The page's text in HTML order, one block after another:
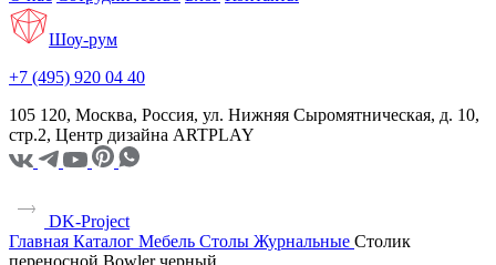
Шоу-рум
+7 (495) 920 04 40
105 120, Москва, Россия, ул. Нижняя Сыромятническая, д. 10,
стр.2, Центр дизайна ARTPLAY
DK-Project
Главная Каталог Мебель Столы Журнальные Столик
переносной Bowler черный